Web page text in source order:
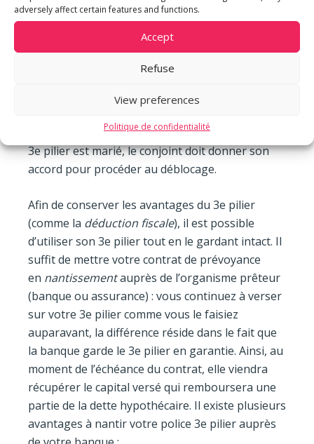
adversely affect certain features and functions.
Accept
Refuse
View preferences
Politique de confidentialité
utiliser le bien immobilier concerné. La location
du bien peut exceptionnellement être autorisée
si l’assuré prouve qu’il ne peut plus utiliser le
tout ou partie d’un 3e pilier lié 3a, une
moment du déblocage. De plus, si le titulaire du
3e pilier est marié, le conjoint doit donner son
accord pour procéder au déblocage.
Afin de conserver les avantages du 3e pilier
(comme la déduction fiscale), il est possible
d’utiliser son 3e pilier tout en le gardant intact. Il
suffit de mettre votre contrat de prévoyance
en nantissementauprès de l’organisme prêteur
(banque ou assurance) : vous continuez à verser
sur votre 3e pilier comme vous le faisiez
auparavant, la différence réside dans le fait que
la banque garde le 3e pilier en garantie. Ainsi, au
moment de l’échéance du contrat, elle viendra
récupérer le capital versé qui remboursera une
partie de la dette hypothécaire. Il existe plusieurs
avantages à nantir votre police 3e pilier auprès